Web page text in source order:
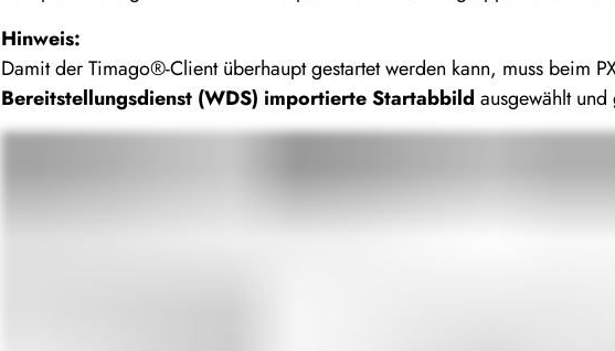
Hinweis:
Damit der Timago®-Client überhaupt gestartet werden kann, muss beim
Bereitstellungsdienst (WDS) importierte Startabbild ausgewählt